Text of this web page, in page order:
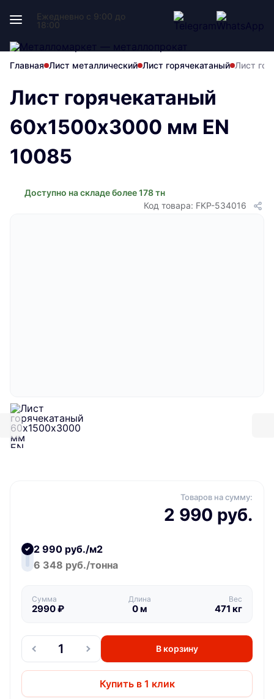
Ежедневно с 9:00 до
18:00
Главная Лист металлический Лист горячекатаный Лист
Лист горячекатаный
60х1500х3000 мм EN
10085
Доступно на складе более 178 тн
Код товара: FKP-534016
Товаров на сумму:
2 990 руб.
2 990 руб./м2
6 348 руб./тонна
Сумма
2990₽
Длина
0м
Вес
471 кг
В корзину
Купить в 1 клик